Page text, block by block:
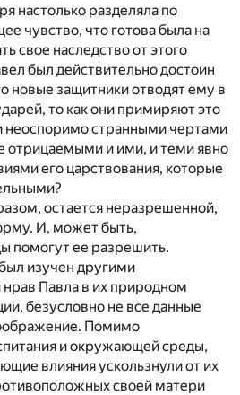
настолько разделяла по
чувство, что готова была на
свое наследство от этого
был действительно достоин
новые защитники отводят ему в
то как они примиряют это
неоспоримо странными чертами
отрицаемыми и ими, и теми явно
его царствования, которые
остается неразрешенной,
И, может быть,
помогут ее разрешить.
изучен другими
Павла в их природном
безусловно не все данные
Помимо
и окружающей среды,
влияния ускользнули от их
своей матери